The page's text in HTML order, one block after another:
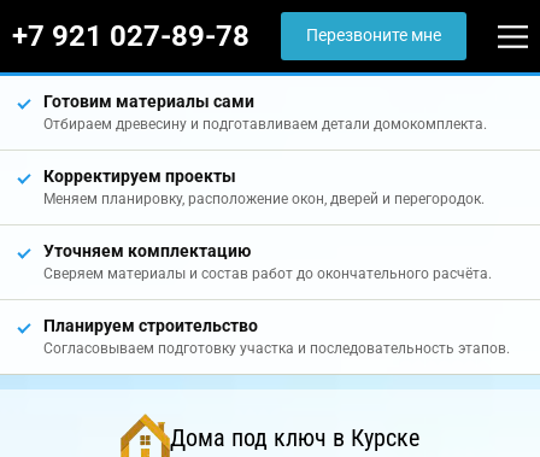
+7 921 027-89-78 Перезвоните мне
Готовим материалы сами
Отбираем древесину и подготавливаем детали домокомплекта.
Корректируем проекты
Меняем планировку, расположение окон, дверей и перегородок.
Уточняем комплектацию
Сверяем материалы и состав работ до окончательного расчёта.
Планируем строительство
Согласовываем подготовку участка и последовательность этапов.
Дома под ключ в Курске